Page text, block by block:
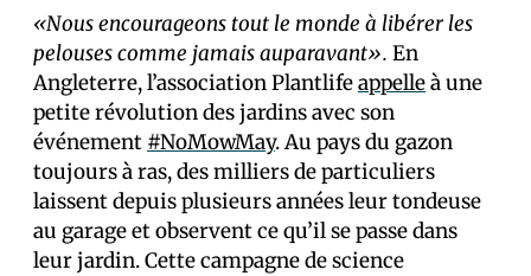
«Nous encourageons tout le monde à libérer les
pelouses comme jamais auparavant». En
Angleterre, l’association Plantlifeappelleà une
petite révolution des jardins avec son
événement #NoMowMay. Au pays du gazon
toujours à ras, des milliers de particuliers
laissent depuis plusieurs années leur tondeuse
au garage et observent ce qu’il se passe dans
leur jardin. Cette campagne de science